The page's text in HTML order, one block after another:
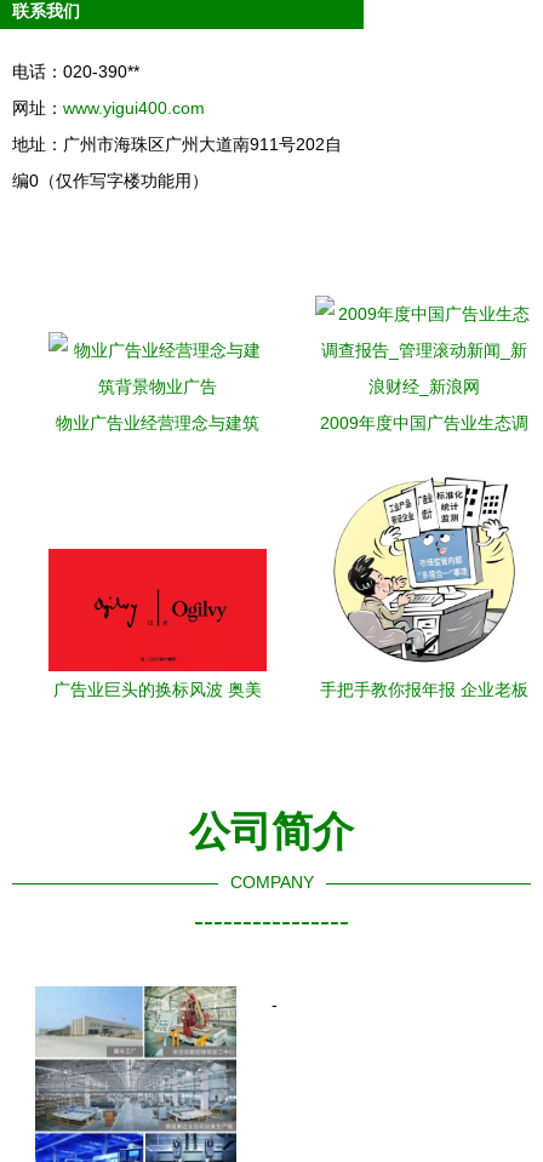
联系我们
电话：020-390**
网址： www.yigui400.com
地址：广州市海珠区广州大道南911号202自
编0（仅作写字楼功能用）
物业广告业经营理念与建筑
2009年度中国广告业生态调
财经_新浪网
广告业巨头的换标风波 奥美
手把手教你报年报 企业老板
公司简介
COMPANY
----------------
-